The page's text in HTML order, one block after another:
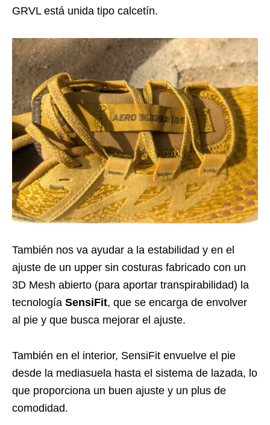
GRVL está unida tipo calcetín.
También nos va ayudar a la estabilidad y en el
ajuste de un upper sin costuras fabricado con un
3D Mesh abierto (para aportar transpirabilidad) la
tecnología SensiFit, que se encarga de envolver
al pie y que busca mejorar el ajuste.
También en el interior, SensiFit envuelve el pie
desde la mediasuela hasta el sistema de lazada, lo
que proporciona un buen ajuste y un plus de
comodidad.